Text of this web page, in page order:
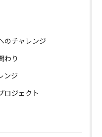
のチャレンジ
わり
ンジ
ロジェクト